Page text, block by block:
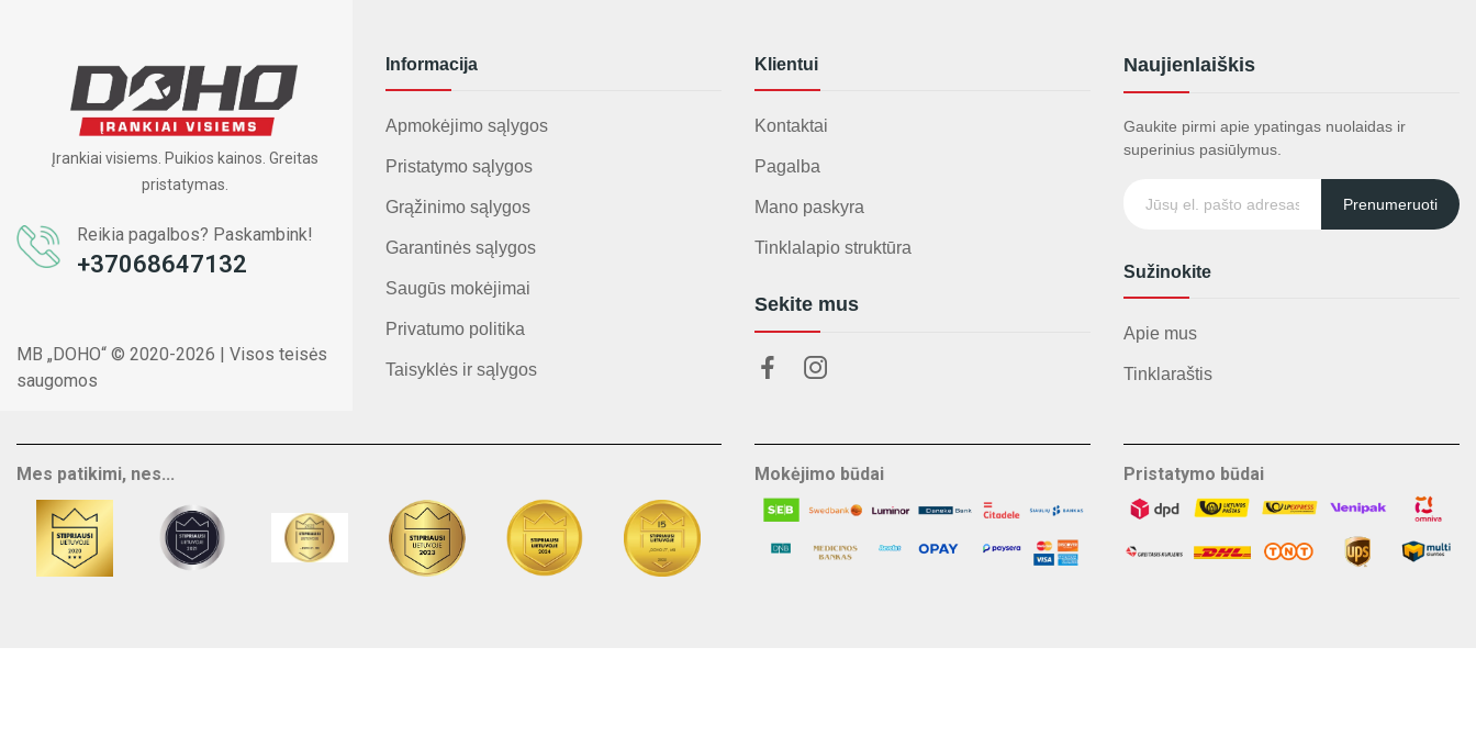
Įrankiai visiems. Puikios kainos. Greitas
pristatymas.
Reikia pagalbos? Paskambink!
+37068647132
MB „DOHO“ © 2020-2026 | Visos teisės
saugomos
Informacija
Apmokėjimo sąlygos
Pristatymo sąlygos
Grąžinimo sąlygos
Garantinės sąlygos
Saugūs mokėjimai
Privatumo politika
Taisyklės ir sąlygos
Klientui
Kontaktai
Pagalba
Mano paskyra
Tinklalapio struktūra
Sekite mus
Naujienlaiškis
Gaukite pirmi apie ypatingas nuolaidas ir
superinius pasiūlymus.
Prenumeruoti
Sužinokite
Apie mus
Tinklaraštis
Mes patikimi, nes... Mokėjimo būdai Pristatymo būdai